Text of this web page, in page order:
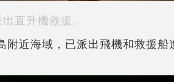
直升機救援。
近海域，已派出飛機和救援船